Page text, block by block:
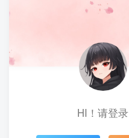
HI！请登录